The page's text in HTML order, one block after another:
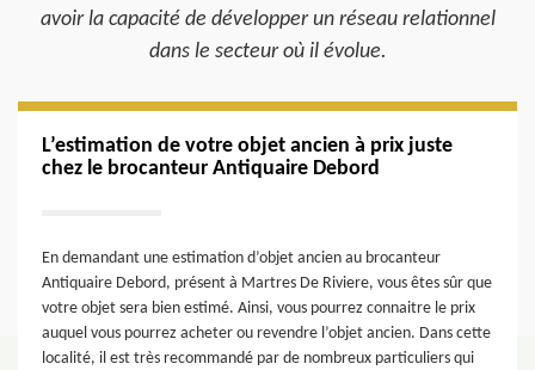
avoir la capacité de développer un réseau relationnel
dans le secteur où il évolue.
L’estimation de votre objet ancien à prix juste
chez le brocanteur Antiquaire Debord
En demandant une estimation d’objet ancien au brocanteur
Antiquaire Debord, présent à Martres De Riviere, vous êtes sûr que
votre objet sera bien estimé. Ainsi, vous pourrez connaitre le prix
auquel vous pourrez acheter ou revendre l’objet ancien. Dans cette
localité, il est très recommandé par de nombreux particuliers qui